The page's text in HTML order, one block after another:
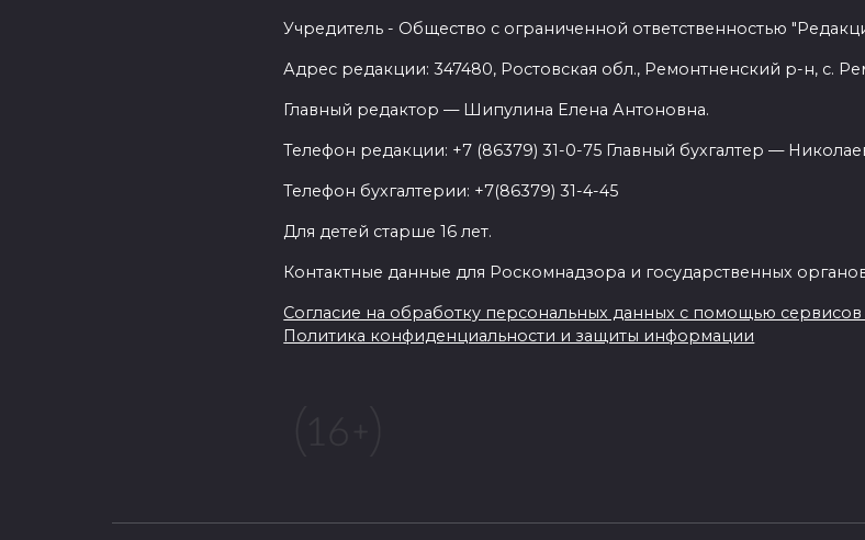
Учредитель - Общество с ограниченной ответственностью
Адрес редакции: 347480, Ростовская обл., Ремонтненский р-н, с.
Главный редактор — Шипулина Елена Антоновна.
Телефон редакции: +7 (86379) 31-0-75 Главный бухгалтер —
Телефон бухгалтерии: +7(86379) 31-4-45
Для детей старше 16 лет.
Контактные данные для Роскомнадзора и государственных
Согласие на обработку персональных данных с помощью
Политика конфиденциальности и защиты информации